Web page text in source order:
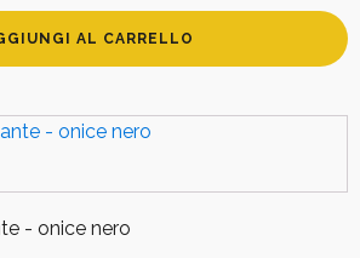
AL CARRELLO
- onice nero